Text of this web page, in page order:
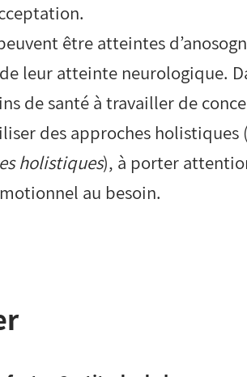
être atteintes
leur atteinte neurologique.
de santé à travailler de
des approches
holistiques), à porter
au besoin.